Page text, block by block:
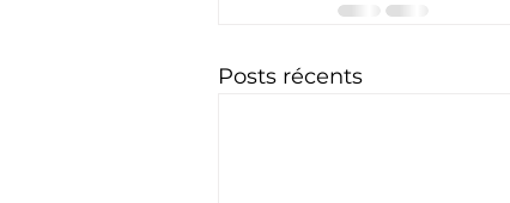
Posts récents